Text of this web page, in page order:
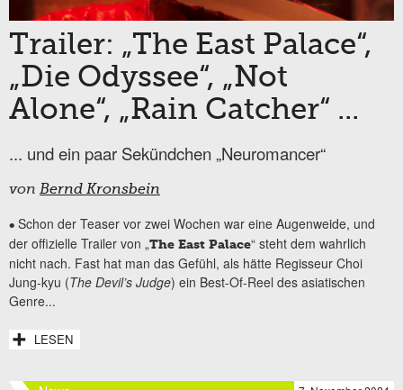
Trailer: „The East Palace“,
„Die Odyssee“, „Not
Alone“, „Rain Catcher“ ...
... und ein paar Sekündchen „Neuromancer“
von Bernd Kronsbein
• Schon der Teaser vor zwei Wochen war eine Augenweide, und
der offizielle Trailer von „The East Palace“ steht dem wahrlich
nicht nach. Fast hat man das Gefühl, als hätte Regisseur Choi
Jung-kyu (The Devil’s Judge) ein Best-Of-Reel des asiatischen
Genre...
LESEN